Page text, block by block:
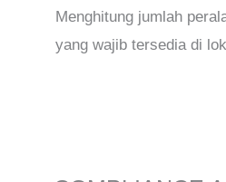
Menghitung jumlah
yang wajib tersedia di